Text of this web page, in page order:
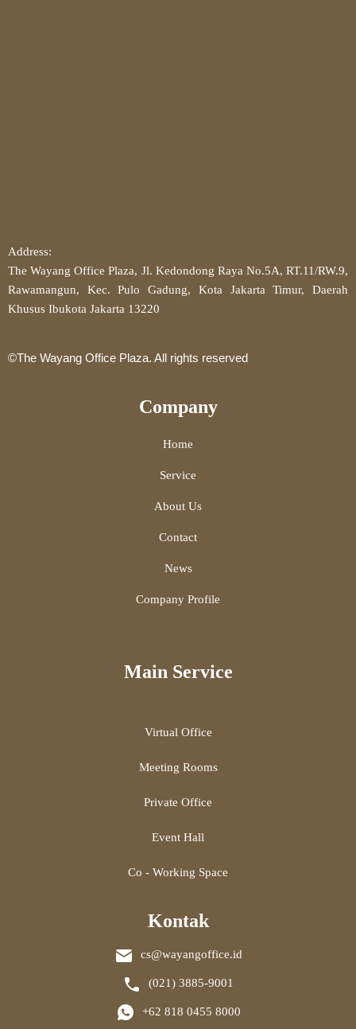
Address:
The Wayang Office Plaza, Jl. Kedondong Raya No.5A, RT.11/RW.9,
Rawamangun, Kec. Pulo Gadung, Kota Jakarta Timur, Daerah
Khusus Ibukota Jakarta 13220
©The Wayang Office Plaza. All rights reserved
Company
Home
Service
About Us
Contact
News
Company Profile
Main Service
Virtual Office
Meeting Rooms
Private Office
Event Hall
Co - Working Space
Kontak
cs@wayangoffice.id
(021) 3885-9001
+62 818 0455 8000